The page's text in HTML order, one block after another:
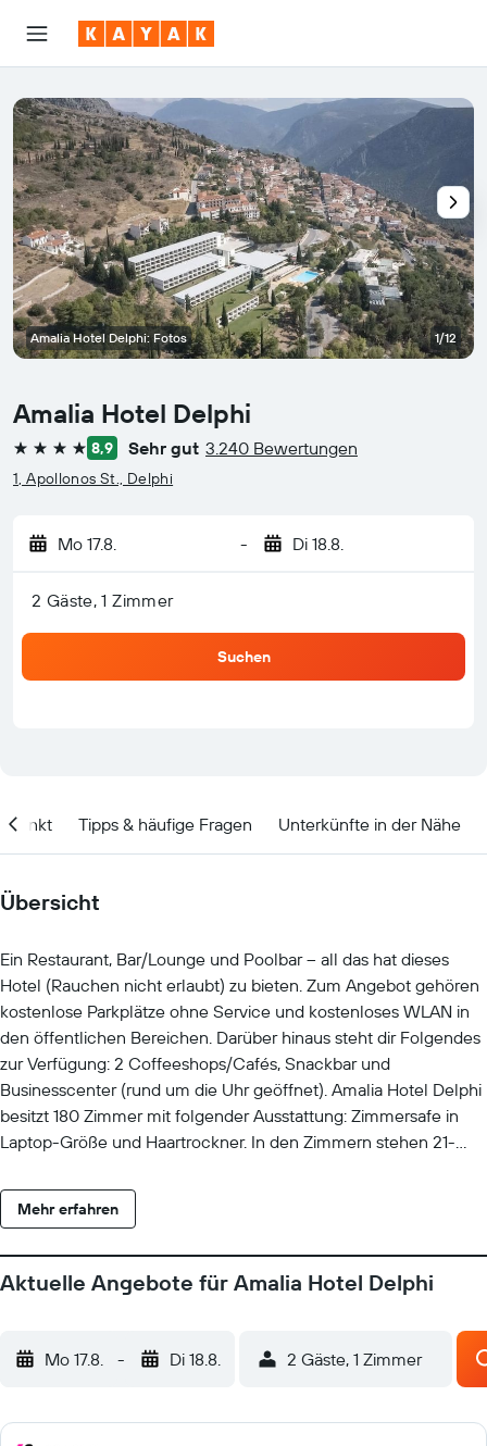
Amalia Hotel Delphi
4 Sterne 8,9 Sehr gut 3.240 Bewertungen
1, Apollonos St., Delphi
Mo 17.8. - Di 18.8.
2 Gäste, 1 Zimmer
Suchen
Amalia Hotel Delphi: Fotos 1/12
Tipps & häufige Fragen Unterkünfte in der Nähe
Übersicht
Ein Restaurant, Bar/Lounge und Poolbar – all das hat dieses
Hotel (Rauchen nicht erlaubt) zu bieten. Zum Angebot gehören
kostenlose Parkplätze ohne Service und kostenloses WLAN in
den öffentlichen Bereichen. Darüber hinaus steht dir Folgendes
zur Verfügung: 2 Coffeeshops/Cafés, Snackbar und
Businesscenter (rund um die Uhr geöffnet). Amalia Hotel Delphi
besitzt 180 Zimmer mit folgender Ausstattung: Zimmersafe in
Laptop-Größe und Haartrockner. In den Zimmern stehen 21-
Zur Badausstattung gehören Badewannen und kostenlose
Toilettenartikel. Dir steht ein kostenloser Internetzugang (WLAN)
Schreibtische. Der Reinigungsservice wird täglich angeboten.
Auf Anfrage bekommst du Allergikerbettwaren. Dieses Hotel
geöffnet). Die unten aufgeführten Freizeitaktivitäten werden
entweder vor Ort oder in der Nähe angeboten. Es können dabei
Mehr erfahren
Aktuelle Angebote für Amalia Hotel Delphi
Mo 17.8. - Di 18.8. 2 Gäste, 1 Zimmer